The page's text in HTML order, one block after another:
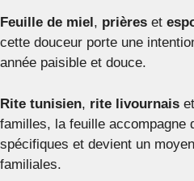
Feuille de miel, prières et
cette douceur porte une
année paisible et douce.
Rite tunisien, rite livournais et
familles, la feuille accompagne
spécifiques et devient un
familiales.